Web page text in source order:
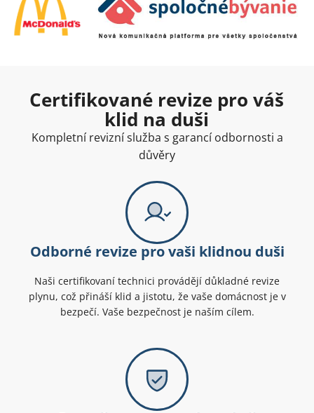
Certifikované revize pro váš
klid na duši
Kompletní revizní služba s garancí odbornosti a
důvěry
Odborné revize pro vaši klidnou duši
Naši certifikovaní technici provádějí důkladné revize
plynu, což přináší klid a jistotu, že vaše domácnost je v
bezpečí. Vaše bezpečnost je naším cílem.